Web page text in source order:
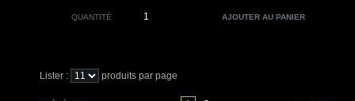
QUANTITÉ
Lister : produits par page